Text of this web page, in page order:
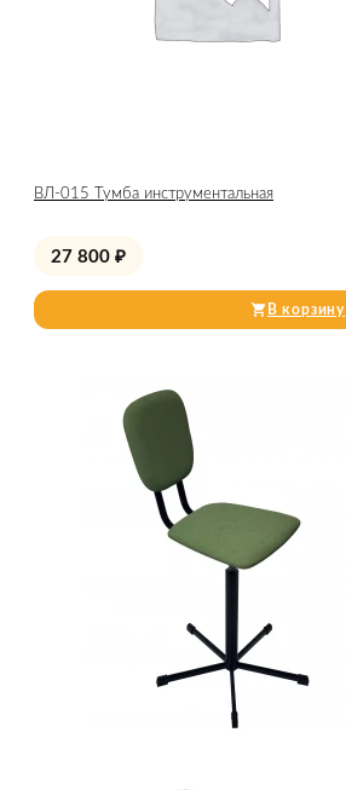
ВЛ-015 Тумба инструментальная
27 800 ₽
В корзину